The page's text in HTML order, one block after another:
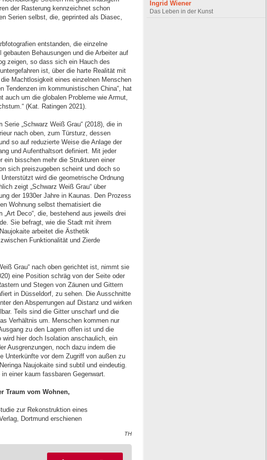
der Rasterung kennzeichnet schon
Serien selbst, die, geprinted als Diasec,
entstanden, die einzelne
Behausungen und die Arbei­ter auf
zeigen, so dass sich ein Hauch des
ist, über die harte Realität mit
Machtlosigkeit eines einzelnen Menschen
Tendenzen im kom­­munistischen China“, hat
auch um die globalen Probleme wie Armut,
(Kat. Ratingen 2021).
„Schwarz Weiß Grau“ (2018), die in
nach oben, zum Türsturz, dessen
so auf reduzierte Weise die Anlage der
und Aufenthaltsort definiert. Mit jeder
ein bisschen mehr die Strukturen einer
sich preiszugeben scheint und doch so
wird die geometrische Ordnung
zeigt „Schwarz Weiß Grau“ über
der 1930er Jahre in Kaunas. Den Prozess
Wohnung selbst thematisiert die
Deco“, die, bestehend aus jeweils drei
Sie befragt, wie die Stadt mit ihrem
arbeitet die Ästhetik
Funktionalität und Zierde
Grau“ nach oben gerichtet ist, nimmt sie
eine Position schräg von der Seite oder
und Stegen von Zäunen und Gittern
in Düsseldorf, zu sehen. Die Ausschnitte
den Absper­rungen auf Distanz und wirken
Teils sind die Gitter unscharf und die
Verhältnis um. Menschen kommen nur
zu den Lagern offen ist und die
hier doch Isolation anschaulich, ein
Ausgrenzungen, noch dazu indem die
Unterkünfte vor dem Zugriff von außen zu
Naujokaite sind subtil und eindeutig.
einer kaum fassbaren Gegenwart.
Traum vom Wohnen,
zur Rekonstruktion eines
Dortmund erschienen
TH
Ingrid Wiener
Das Leben in der Kunst